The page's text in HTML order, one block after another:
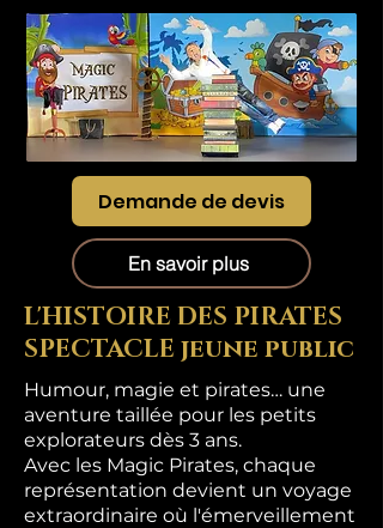
Demande de devis
En savoir plus
L'HISTOIRE DES PIRATES
SPECTACLE jeune public
Humour, magie et pirates… une
aventure taillée pour les petits
explorateurs dès 3 ans.
Avec les Magic Pirates, chaque
représentation devient un voyage
extraordinaire où l'émerveillement